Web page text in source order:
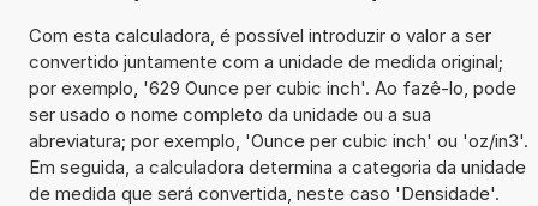
Com esta calculadora, é possível introduzir o valor a ser
convertido juntamente com a unidade de medida original;
por exemplo, '629 Ounce per cubic inch'. Ao fazê-lo, pode
ser usado o nome completo da unidade ou a sua
abreviatura; por exemplo, 'Ounce per cubic inch' ou 'oz/in3'.
Em seguida, a calculadora determina a categoria da unidade
de medida que será convertida, neste caso 'Densidade'.